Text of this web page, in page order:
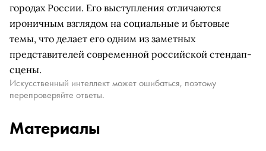
городах России. Его выступления отличаются
ироничным взглядом на социальные и бытовые
темы, что делает его одним из заметных
представителей современной российской стендап-
сцены.
Искусственный интеллект может ошибаться, поэтому
перепроверяйте ответы.
Материалы